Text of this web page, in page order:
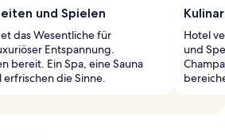
und Spielen
das Wesentliche für
Entspannung.
bereit. Ein Spa, eine Sauna
erfrischen die Sinne.
Hotel
und